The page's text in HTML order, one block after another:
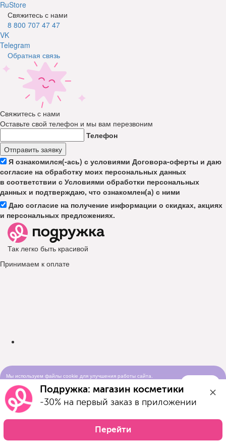
RuStore
Свяжитесь с нами
8 800 707 47 47
VK
Telegram
Обратная связь
Свяжитесь с нами
Оставьте свой телефон и мы вам перезвоним
Телефон
Отправить заявку
Я ознакомился(-ась) с условиями Договора-оферты и даю
согласие на обработку моих персональных данных
в соответствии с Условиями обработки персональных
данных и подтверждаю, что ознакомлен(а) с ними
Даю согласие на получение информации о скидках, акциях
и персональных предложениях.
Так легко быть красивой
Принимаем к оплате
Мы используем файлы cookie для улучшения работы сайта.
использования cookie-файловПодружка: магазин косметики
-30% на первый заказ в приложении
Перейти